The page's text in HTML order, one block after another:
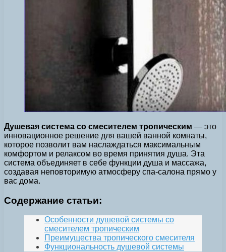
Душевая система со смесителем тропическим — это
инновационное решение для вашей ванной комнаты,
которое позволит вам наслаждаться максимальным
комфортом и релаксом во время принятия душа. Эта
система объединяет в себе функции душа и массажа,
создавая неповторимую атмосферу спа-салона прямо у
вас дома.
Содержание статьи:
Особенности душевой системы со
смесителем тропическим
Преимущества тропического смесителя
Функциональность душевой системы